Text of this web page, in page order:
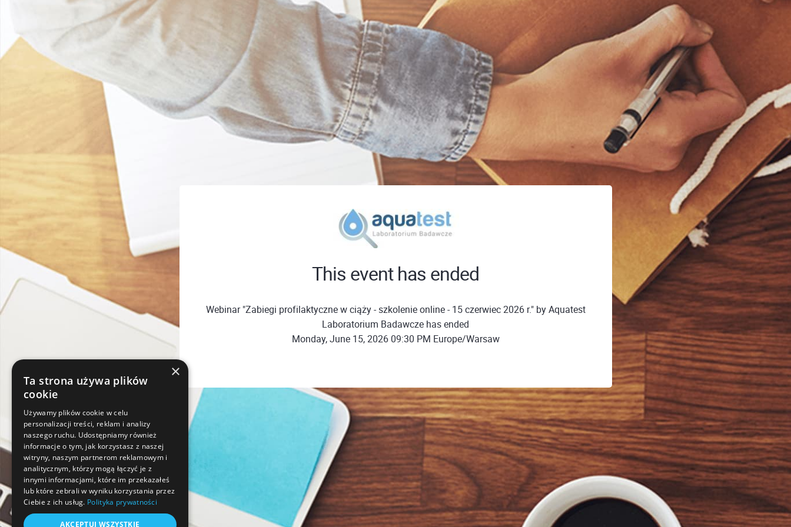
This event has ended
Webinar "Zabiegi profilaktyczne w ciąży - szkolenie online - 15 czerwiec 2026 r." by Aquatest
Laboratorium Badawcze has ended
Monday, June 15, 2026 09:30 PM Europe/Warsaw
×
Ta strona używa plików
cookie
Używamy plików cookie w celu
personalizacji treści, reklam i analizy
naszego ruchu. Udostępniamy również
informacje o tym, jak korzystasz z naszej
witryny, naszym partnerom reklamowym i
analitycznym, którzy mogą łączyć je z
innymi informacjami, które im przekazałeś
lub które zebrali w wyniku korzystania przez
Ciebie z ich usług. Polityka prywatności
AKCEPTUJ WSZYSTKIE